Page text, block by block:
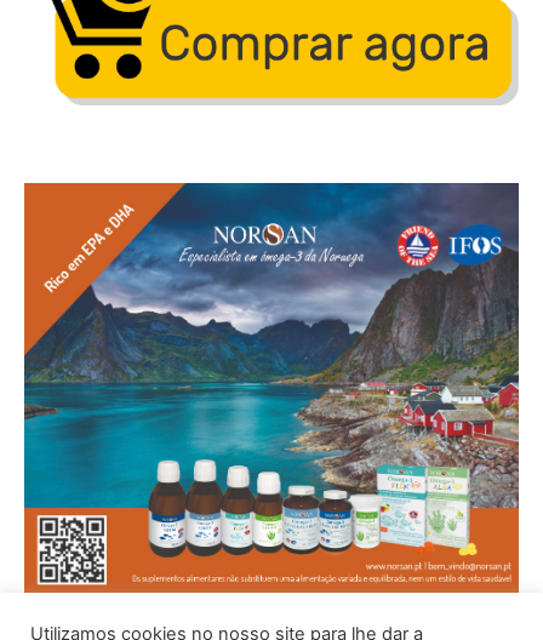
Utilizamos cookies no nosso site para lhe dar a